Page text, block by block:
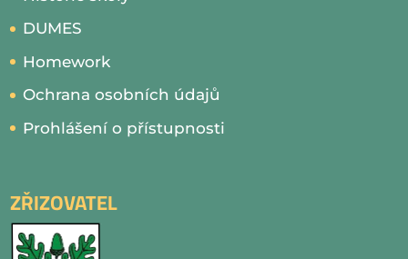
DUMES
Homework
Ochrana osobních údajů
Prohlášení o přístupnosti
ZŘIZOVATEL